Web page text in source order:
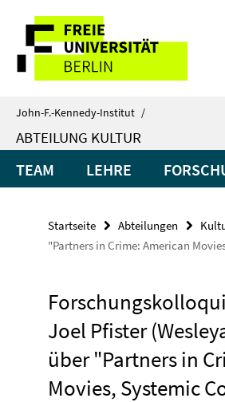
direkt
Inhalt
Service-
Navigation
John-F.-Kennedy-Institut /
ABTEILUNG KULTUR
TEAM LEHRE
Startseite Abteilungen
"Partners in Crime: American
Joel Pfister
über "Partners in
Movies, Systemic